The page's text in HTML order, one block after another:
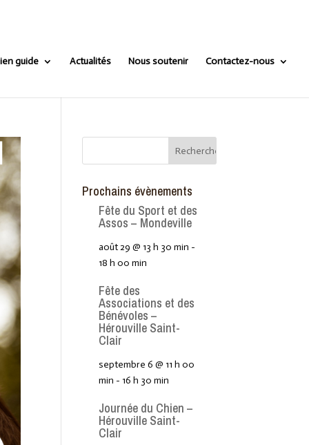
guide Actualités Nous soutenir Contactez-nous
Prochains évènements
Fête du Sport et des
Assos – Mondeville
août 29 @ 13 h 30 min -
18 h 00 min
Fête des
Associations et des
Bénévoles –
Hérouville Saint-
Clair
septembre 6 @ 11 h 00
min - 16 h 30 min
Journée du Chien –
Hérouville Saint-
Clair